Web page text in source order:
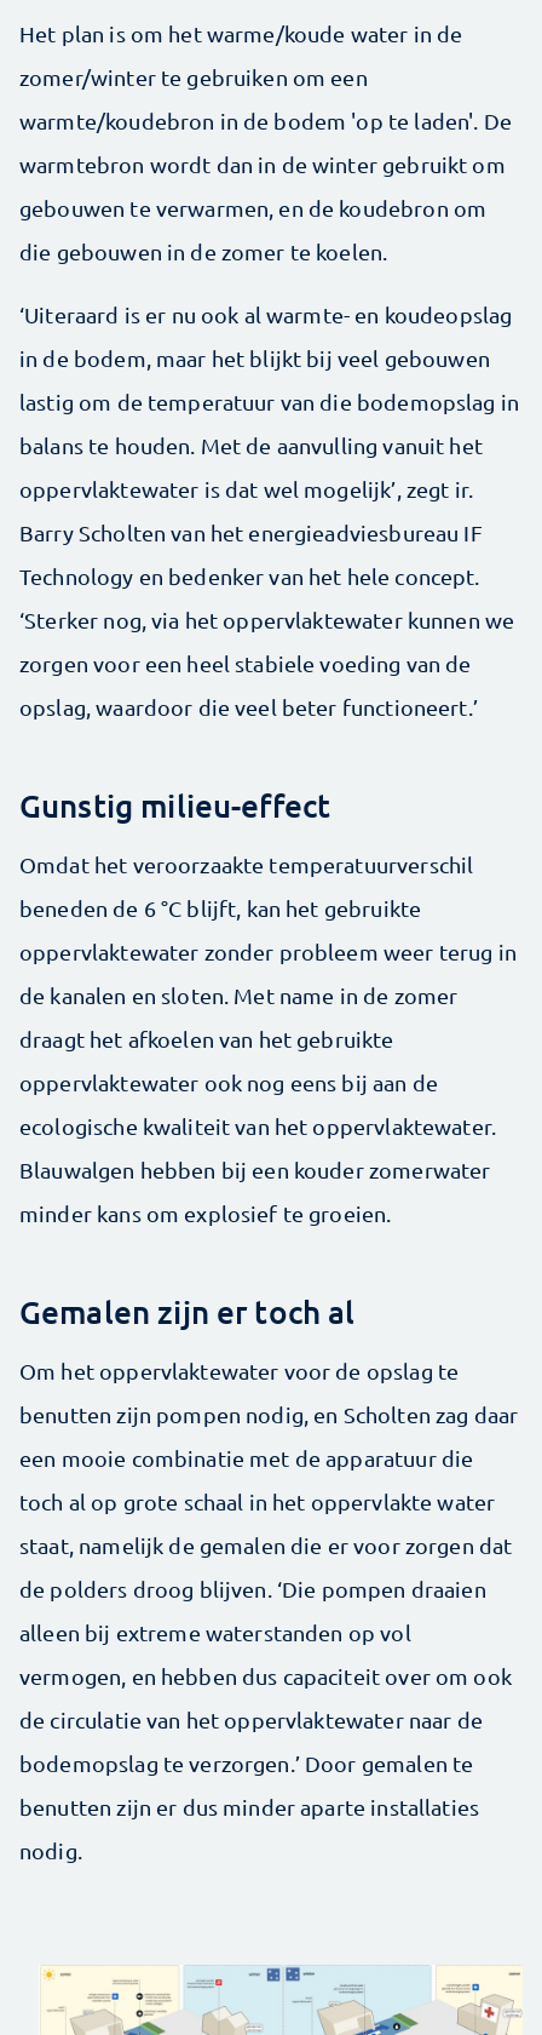
Het plan is om het warme/koude water in de
zomer/winter te gebruiken om een
warmte/koudebron in de bodem 'op te laden'. De
warmtebron wordt dan in de winter gebruikt om
gebouwen te verwarmen, en de koudebron om
die gebouwen in de zomer te koelen.
‘Uiteraard is er nu ook al warmte- en koudeopslag
in de bodem, maar het blijkt bij veel gebouwen
lastig om de temperatuur van die bodemopslag in
balans te houden. Met de aanvulling vanuit het
oppervlaktewater is dat wel mogelijk’, zegt ir.
Barry Scholten van het energieadviesbureau IF
Technology en bedenker van het hele concept.
‘Sterker nog, via het oppervlaktewater kunnen we
zorgen voor een heel stabiele voeding van de
opslag, waardoor die veel beter functioneert.’
Gunstig milieu-effect
Omdat het veroorzaakte temperatuurverschil
beneden de 6 °C blijft, kan het gebruikte
oppervlaktewater zonder probleem weer terug in
de kanalen en sloten. Met name in de zomer
draagt het afkoelen van het gebruikte
oppervlaktewater ook nog eens bij aan de
ecologische kwaliteit van het oppervlaktewater.
Blauwalgen hebben bij een kouder zomerwater
minder kans om explosief te groeien.
Gemalen zijn er toch al
Om het oppervlaktewater voor de opslag te
benutten zijn pompen nodig, en Scholten zag daar
een mooie combinatie met de apparatuur die
toch al op grote schaal in het oppervlakte water
staat, namelijk de gemalen die er voor zorgen dat
de polders droog blijven. ‘Die pompen draaien
alleen bij extreme waterstanden op vol
vermogen, en hebben dus capaciteit over om ook
de circulatie van het oppervlaktewater naar de
bodemopslag te verzorgen.’ Door gemalen te
benutten zijn er dus minder aparte installaties
nodig.